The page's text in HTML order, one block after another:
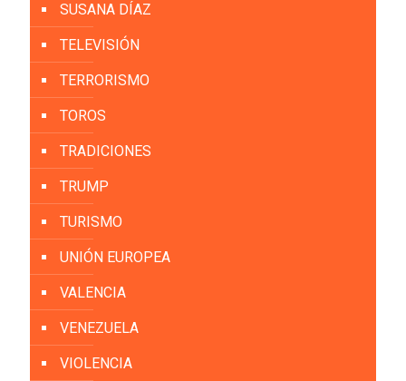
SUSANA DÍAZ
TELEVISIÓN
TERRORISMO
TOROS
TRADICIONES
TRUMP
TURISMO
UNIÓN EUROPEA
VALENCIA
VENEZUELA
VIOLENCIA